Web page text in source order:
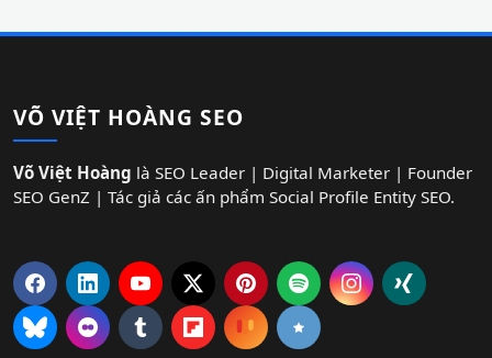
VÕ VIỆT HOÀNG SEO
Võ Việt Hoàng là SEO Leader | Digital Marketer | Founder
SEO GenZ | Tác giả các ấn phẩm Social Profile Entity SEO.